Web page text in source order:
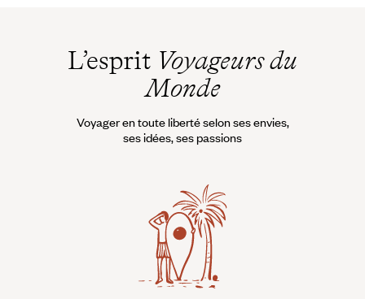
L’esprit Voyageurs du
Monde
Voyager en toute liberté selon ses envies,
ses idées, ses passions